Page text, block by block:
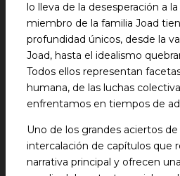
lo lleva de la desesperación a
miembro de la familia Joad
profundidad únicos, desde la
Joad, hasta el idealismo
Todos ellos representan
humana, de las luchas
enfrentamos en tiempos de
Uno de los grandes aciertos de
intercalación de capítulos que
narrativa principal y ofrecen